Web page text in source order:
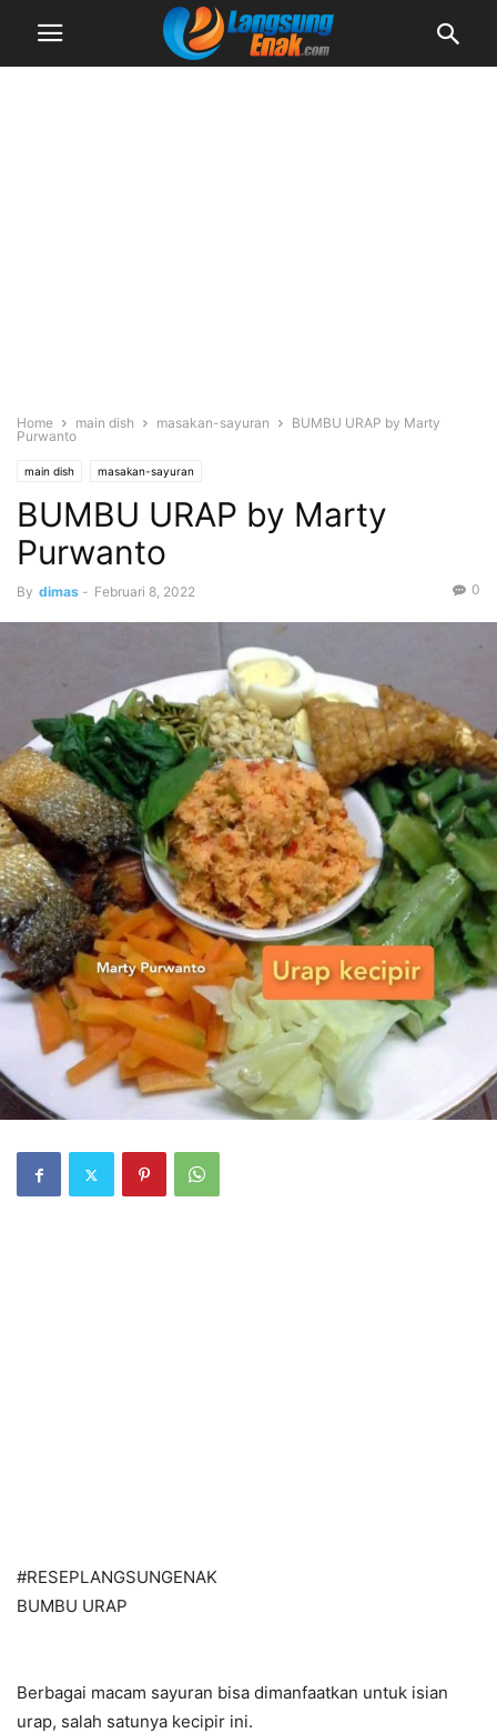
Home main dish masakan-sayuran
BUMBU URAP by Marty
Purwanto
main dish masakan-sayuran
BUMBU URAP by Marty
Purwanto
By dimas - Februari 8, 2022 0
#RESEPLANGSUNGENAK
BUMBU URAP
Berbagai macam sayuran bisa dimanfaatkan untuk isian
urap, salah satunya kecipir ini.